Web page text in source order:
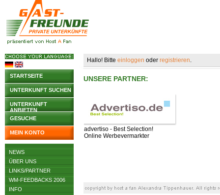
STARTSEITE
UNTERKUNFT SUCHEN
UNTERKUNFT
ANBIETEN
GESUCHE
MEIN KONTO
NEWS
ÜBER UNS
LINKS/PARTNER
WM-FEEDBACKS 2006
INFO
Hallo! Bitte einloggen oder registrieren.
UNSERE PARTNER:
advertiso - Best Selection!
Online Werbevermarkter